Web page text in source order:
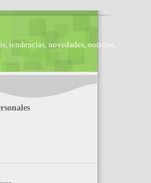
tendencias, novedades, noticias,